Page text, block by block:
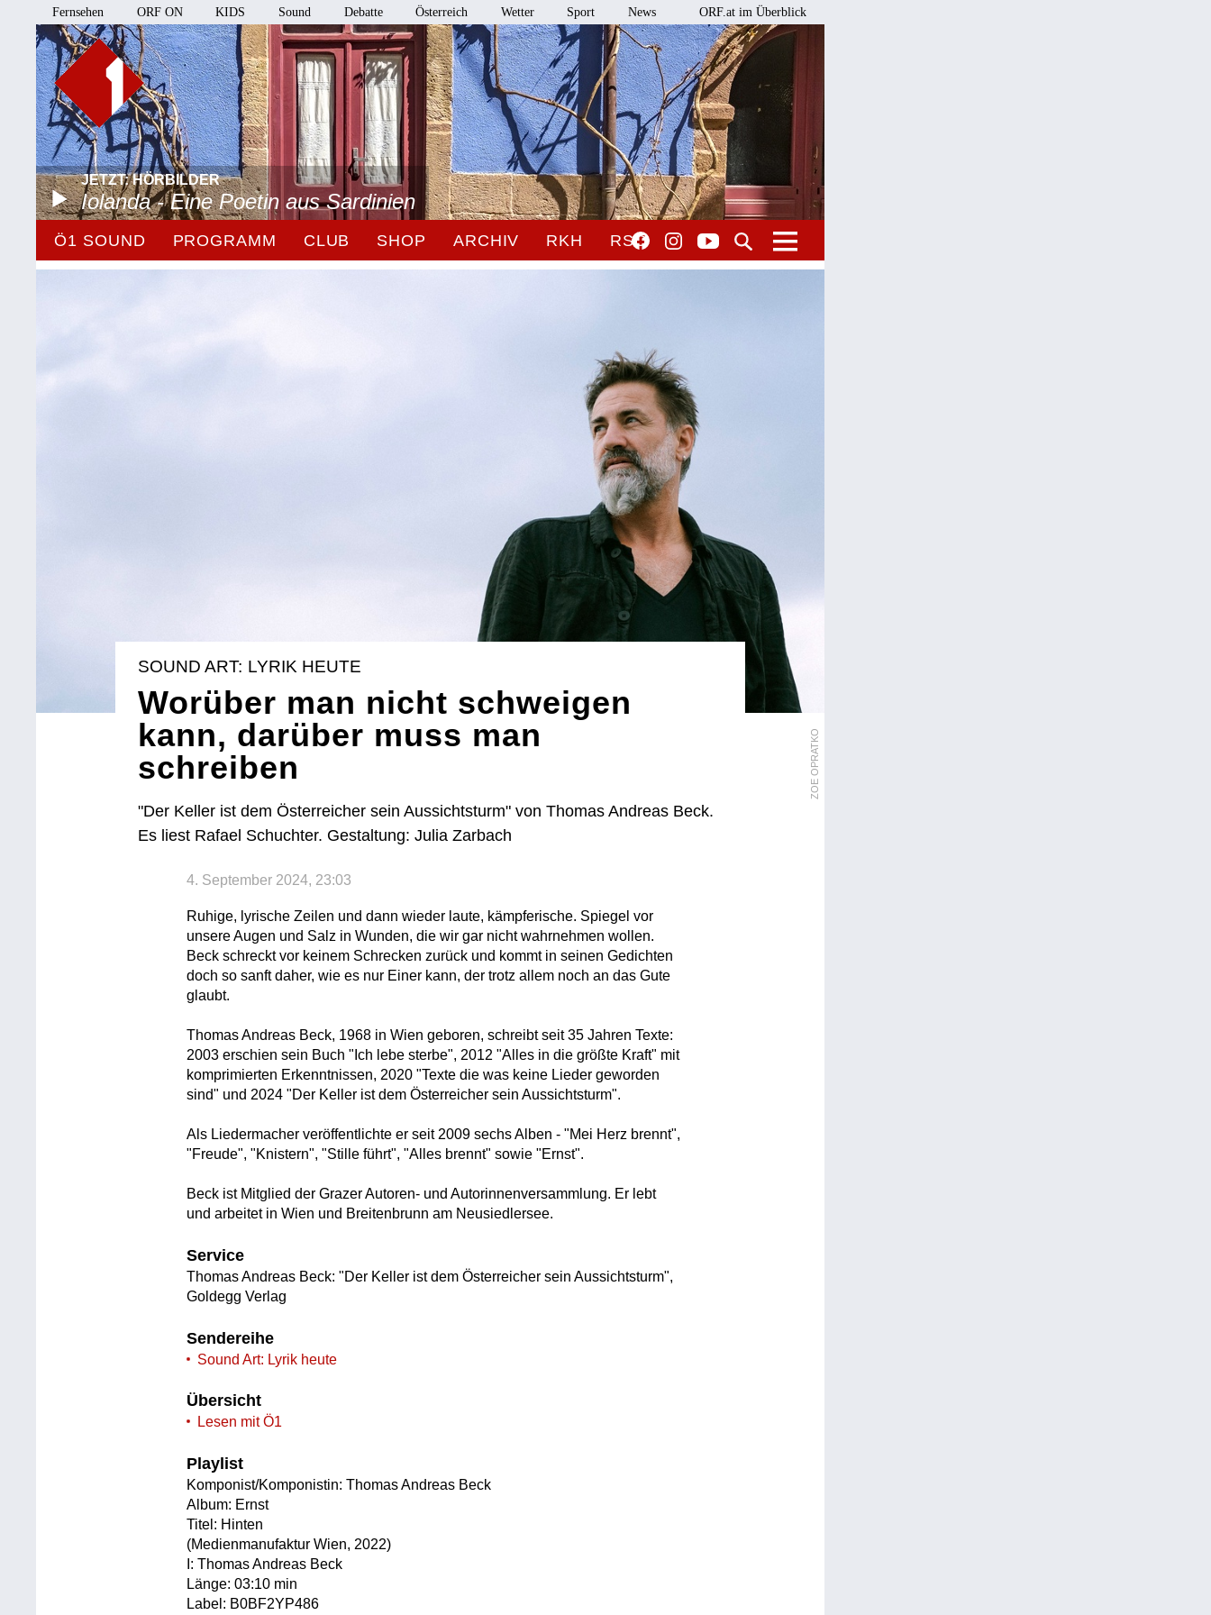
Fernsehen ORF ON KIDS Sound Debatte Österreich Wetter Sport News ORF.at im Überblick
JETZT: HÖRBILDER
Iolanda - Eine Poetin aus Sardinien
Ö1 SOUND PROGRAMM CLUB SHOP ARCHIV RKH RSO
ZOE OPRATKO
SOUND ART: LYRIK HEUTE
Worüber man nicht schweigen
kann, darüber muss man
schreiben
"Der Keller ist dem Österreicher sein Aussichtsturm" von Thomas Andreas Beck.
Es liest Rafael Schuchter. Gestaltung: Julia Zarbach
4. September 2024, 23:03
Ruhige, lyrische Zeilen und dann wieder laute, kämpferische. Spiegel vor
unsere Augen und Salz in Wunden, die wir gar nicht wahrnehmen wollen.
Beck schreckt vor keinem Schrecken zurück und kommt in seinen Gedichten
doch so sanft daher, wie es nur Einer kann, der trotz allem noch an das Gute
glaubt.
Thomas Andreas Beck, 1968 in Wien geboren, schreibt seit 35 Jahren Texte:
2003 erschien sein Buch "Ich lebe sterbe", 2012 "Alles in die größte Kraft" mit
komprimierten Erkenntnissen, 2020 "Texte die was keine Lieder geworden
sind" und 2024 "Der Keller ist dem Österreicher sein Aussichtsturm".
Als Liedermacher veröffentlichte er seit 2009 sechs Alben - "Mei Herz brennt",
"Freude", "Knistern", "Stille führt", "Alles brennt" sowie "Ernst".
Beck ist Mitglied der Grazer Autoren- und Autorinnenversammlung. Er lebt
und arbeitet in Wien und Breitenbrunn am Neusiedlersee.
Service
Thomas Andreas Beck: "Der Keller ist dem Österreicher sein Aussichtsturm",
Goldegg Verlag
Sendereihe
Sound Art: Lyrik heute
Übersicht
Lesen mit Ö1
Playlist
Komponist/Komponistin: Thomas Andreas Beck
Album: Ernst
Titel: Hinten
(Medienmanufaktur Wien, 2022)
I: Thomas Andreas Beck
Länge: 03:10 min
Label: B0BF2YP486